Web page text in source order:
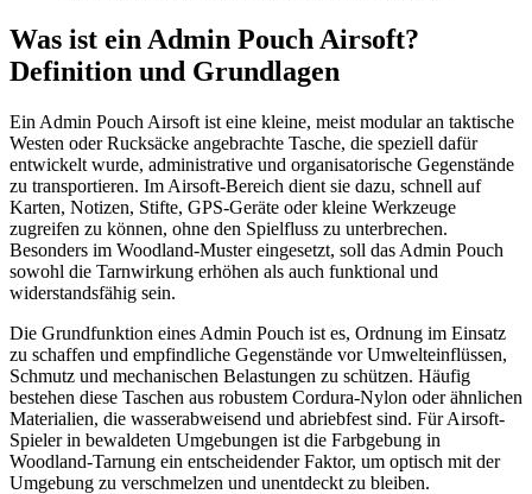
Was ist ein Admin Pouch Airsoft?
Definition und Grundlagen
Ein Admin Pouch Airsoft ist eine kleine, meist modular an taktische
Westen oder Rucksäcke angebrachte Tasche, die speziell dafür
entwickelt wurde, administrative und organisatorische Gegenstände
zu transportieren. Im Airsoft-Bereich dient sie dazu, schnell auf
Karten, Notizen, Stifte, GPS-Geräte oder kleine Werkzeuge
zugreifen zu können, ohne den Spielfluss zu unterbrechen.
Besonders im Woodland-Muster eingesetzt, soll das Admin Pouch
sowohl die Tarnwirkung erhöhen als auch funktional und
widerstandsfähig sein.
Die Grundfunktion eines Admin Pouch ist es, Ordnung im Einsatz
zu schaffen und empfindliche Gegenstände vor Umwelteinflüssen,
Schmutz und mechanischen Belastungen zu schützen. Häufig
bestehen diese Taschen aus robustem Cordura-Nylon oder ähnlichen
Materialien, die wasserabweisend und abriebfest sind. Für Airsoft-
Spieler in bewaldeten Umgebungen ist die Farbgebung in
Woodland-Tarnung ein entscheidender Faktor, um optisch mit der
Umgebung zu verschmelzen und unentdeckt zu bleiben.